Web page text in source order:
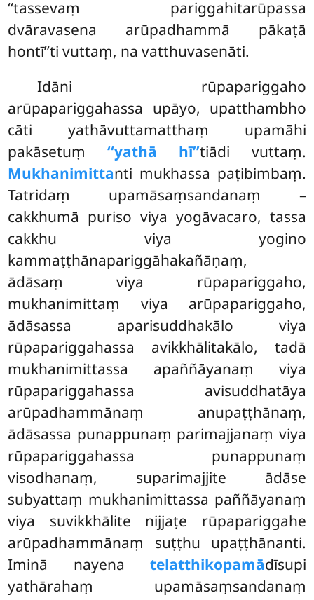
‘‘tassevaṃ pariggahitarūpassa
dvāravasena arūpadhammā pākaṭā
hontī’’ti vuttaṃ, na vatthuvasenāti.
Idāni rūpapariggaho
arūpapariggahassa upāyo, upatthambho
cāti yathāvuttamatthaṃ upamāhi
pakāsetuṃ‘‘yathā hī’’tiādi vuttaṃ.
Mukhanimittanti mukhassa paṭibimbaṃ.
Tatridaṃ upamāsaṃsandanaṃ –
cakkhumā puriso viya yogāvacaro, tassa
cakkhu viya yogino
kammaṭṭhānapariggāhakañāṇaṃ,
ādāsaṃ viya rūpapariggaho,
mukhanimittaṃ viya arūpapariggaho,
ādāsassa aparisuddhakālo viya
rūpapariggahassa avikkhālitakālo, tadā
mukhanimittassa apaññāyanaṃ viya
rūpapariggahassa avisuddhatāya
arūpadhammānaṃ anupaṭṭhānaṃ,
ādāsassa punappunaṃ parimajjanaṃ viya
rūpapariggahassa punappunaṃ
visodhanaṃ, suparimajjite ādāse
subyattaṃ mukhanimittassa paññāyanaṃ
viya suvikkhālite nijjaṭe rūpapariggahe
arūpadhammānaṃ suṭṭhu upaṭṭhānanti.
Iminā nayena telatthikopamādīsupi
yathārahaṃ upamāsaṃsandanaṃ